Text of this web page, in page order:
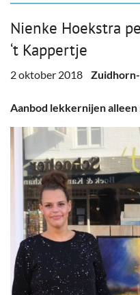
Welzijn & Maatschappij
Bedrijven
Prikbord & Aanbiedingen
Plaats bericht
Nienke Hoekstra
‘t Kappertje
2 oktober 2018
Aanbod lekkernijen